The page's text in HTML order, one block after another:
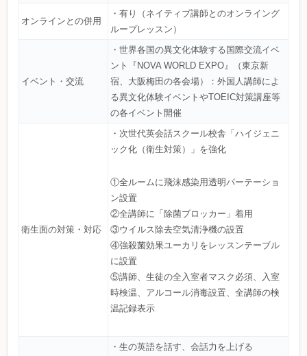
オンラインとの併用
・有り（ネイティブ講師とのオンライング
ループレッスン）
イベント・交流
・世界各国の異文化体験する国際交流イベ
ント『NOVA WORLD EXPO』（東京新
宿、大阪梅田の各会場）：外国人講師によ
る異文化体験イベントやTOEIC対策講座等
の各イベント開催
衛生面の対策・対応
・次世代英会話スクール校舎「ハイジェニ
ック化（衛生対策）」を強化
①全ルームに飛沫感染用透明パーテーショ
ン設置
②全講師に「除菌ブロッカー」着用
③ウイルス除去空気清浄機の設置
④強殺菌効果ユーカリをレッスンテーブル
に設置
⑤講師、生徒の全入室者マスク必須、入室
時検温、アルコール消毒設置、全講師の検
温記録表示
・生の英語を話す、会話力を上げる